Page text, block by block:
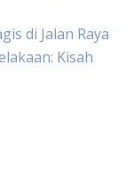
di Jalan Raya
Kisah